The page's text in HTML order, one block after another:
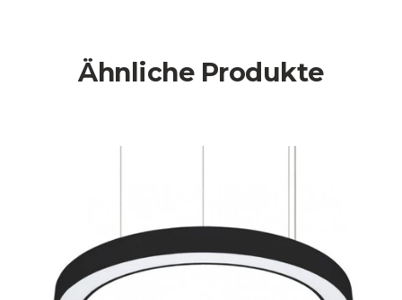
Ähnliche Produkte